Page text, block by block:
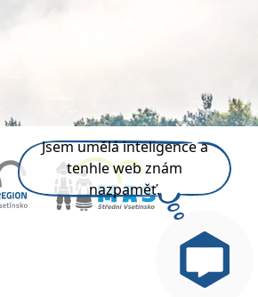
Jsem umělá inteligence a
tenhle web znám
nazpaměť.